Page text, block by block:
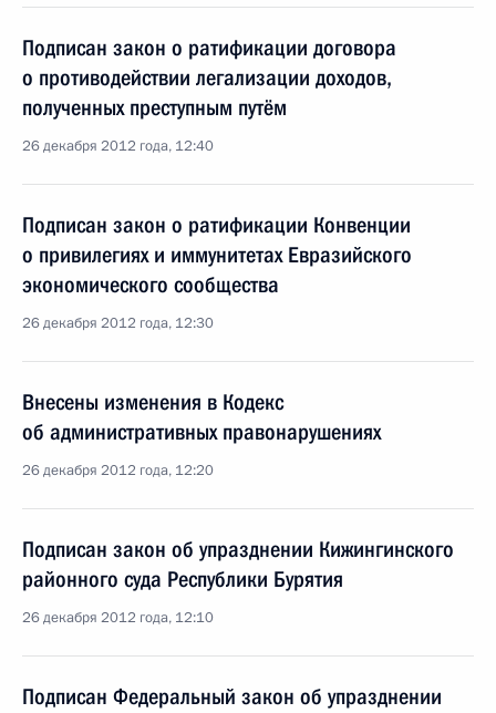
Подписан закон о ратификации договора
о противодействии легализации доходов,
полученных преступным путём
26 декабря 2012 года, 12:40
Подписан закон о ратификации Конвенции
о привилегиях и иммунитетах Евразийского
экономического сообщества
26 декабря 2012 года, 12:30
Внесены изменения в Кодекс
об административных правонарушениях
26 декабря 2012 года, 12:20
Подписан закон об упразднении Кижингинского
районного суда Республики Бурятия
26 декабря 2012 года, 12:10
Подписан Федеральный закон об упразднении